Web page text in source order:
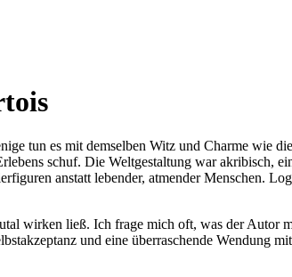
tun es mit demselben Witz und Charme wie
schuf. Die Weltgestaltung war akribisch,
anstatt lebender, atmender Menschen.
wirken ließ. Ich frage mich oft, was der Autor
und eine überraschende Wendung